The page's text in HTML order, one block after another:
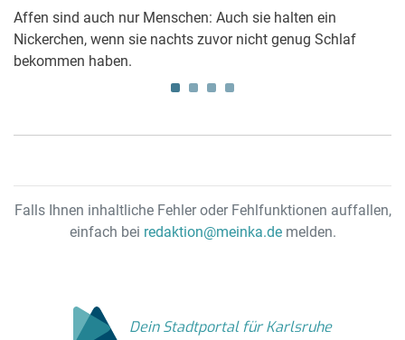
Affen sind auch nur Menschen: Auch sie halten ein
Nickerchen, wenn sie nachts zuvor nicht genug Schlaf
bekommen haben.
Falls Ihnen inhaltliche Fehler oder Fehlfunktionen auffallen,
einfach bei redaktion@meinka.demelden.
Dein Stadtportal für Karlsruhe